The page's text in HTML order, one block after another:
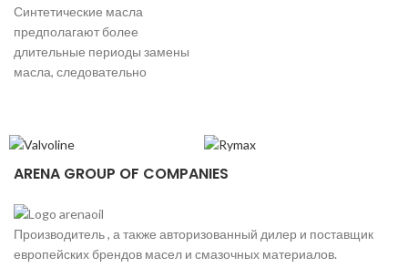
Синтетические масла
предполагают более
длительные периоды замены
масла, следовательно
ARENA GROUP OF COMPANIES
Производитель , а также авторизованный дилер и поставщик
европейских брендов масел и смазочных материалов.